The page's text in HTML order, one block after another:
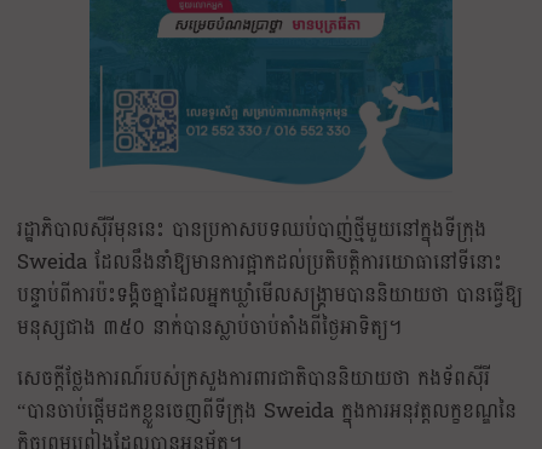
រដ្ឋាភិបាលស៊ីរីមុននេះ បានប្រកាសបទឈប់បាញ់ថ្មីមួយនៅក្នុងទីក្រុង
Sweida ដែលនឹងនាំឱ្យមានការផ្អាកដល់ប្រតិបត្តិការយោធានៅទីនោះ
បន្ទាប់ពីការប៉ះទង្គិចគ្នាដែលអ្នកឃ្លាំមើលសង្គ្រាមបាននិយាយថា បានធ្វើឱ្យ
មនុស្សជាង ៣៥០ នាក់បានស្លាប់ចាប់តាំងពីថ្ងៃអាទិត្យ។
សេចក្តីថ្លែងការណ៍របស់ក្រសួងការពារជាតិបាននិយាយថា កងទ័ពស៊ីរី
“បានចាប់ផ្តើមដកខ្លួនចេញពីទីក្រុង Sweida ក្នុងការអនុវត្តលក្ខខណ្ឌនៃ